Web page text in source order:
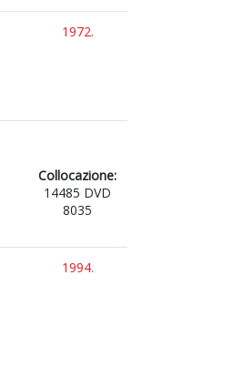
1972.
Collocazione:
14485 DVD
8035
1994.